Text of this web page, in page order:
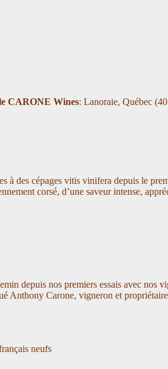
CARONE Wines: Lanoraie, Québec
à des cépages vitis vinifera depuis le
corsé, d’une saveur intense,
depuis nos premiers essais avec nos
Anthony Carone, vigneron et
neufs